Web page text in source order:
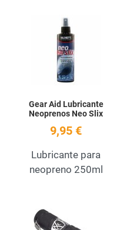
Gear Aid Lubricante
Neoprenos Neo Slix
9,95 €
Lubricante para
neopreno 250ml